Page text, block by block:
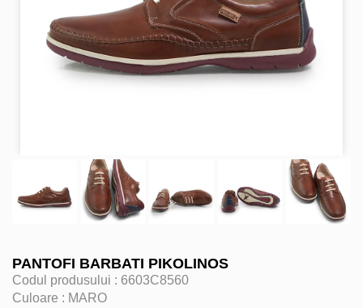
PANTOFI BARBATI PIKOLINOS
Codul produsului : 6603C8560
Culoare : MARO